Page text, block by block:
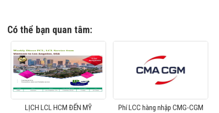
Có thể bạn quan tâm:
LỊCH LCL HCM ĐẾN MỸ Phí LCC hàng nhập CMG-CGM